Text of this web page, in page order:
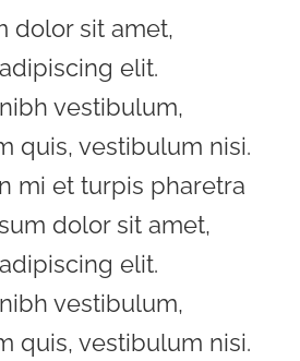
dolor sit amet,
elit.
vestibulum,
quis, vestibulum nisi.
mi et turpis pharetra
dolor sit amet,
elit.
vestibulum,
quis, vestibulum nisi.